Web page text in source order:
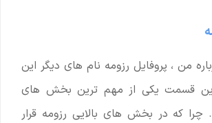
من ، پروفایل رزومه نام های دیگر این
قسمت یکی از مهم ترین بخش های
که در بخش های بالایی رزومه قرار